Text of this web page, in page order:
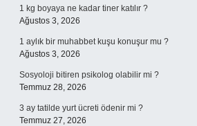
1 kg boyaya ne kadar tiner katılır ?
Ağustos 3, 2026
1 aylık bir muhabbet kuşu konuşur mu ?
Ağustos 3, 2026
Sosyoloji bitiren psikolog olabilir mi ?
Temmuz 28, 2026
3 ay tatilde yurt ücreti ödenir mi ?
Temmuz 27, 2026